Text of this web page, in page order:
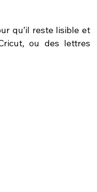
qu’il reste lisible et
ou des lettres